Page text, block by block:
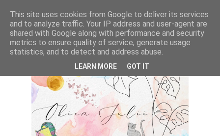
This site uses cookies from Google to deliver its services
and to analyze traffic. Your IP address and user-agent are
shared with Google along with performance and security
metrics to ensure quality of service, generate usage
statistics, and to detect and address abuse.
LEARN MORE GOT IT